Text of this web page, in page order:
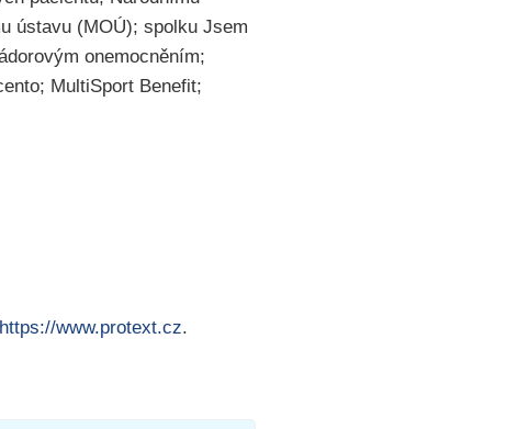
ústavu (MOÚ); spolku Jsem
onemocněním;
MultiSport Benefit;
https://www.protext.cz.